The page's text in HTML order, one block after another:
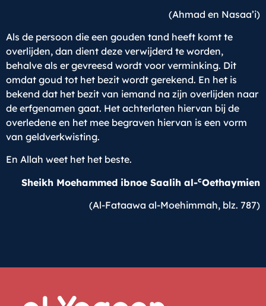
(Ahmad en Nasaa’i)
Als de persoon die een gouden tand heeft komt te
overlijden, dan dient deze verwijderd te worden,
behalve als er gevreesd wordt voor verminking. Dit
omdat goud tot het bezit wordt gerekend. En het is
bekend dat het bezit van iemand na zijn overlijden naar
de erfgenamen gaat. Het achterlaten hiervan bij de
overledene en het mee begraven hiervan is een vorm
van geldverkwisting.
En Allah weet het het beste.
Sheikh Moehammed ibnoe Saalih al-cOethaymien
(Al-Fataawa al-Moehimmah, blz. 787)